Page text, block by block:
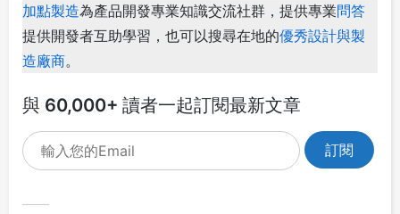
加點製造為產品開發專業知識交流社群，提供專業問答
提供開發者互助學習，也可以搜尋在地的優秀設計與製
造廠商。
與 60,000+ 讀者一起訂閱最新文章